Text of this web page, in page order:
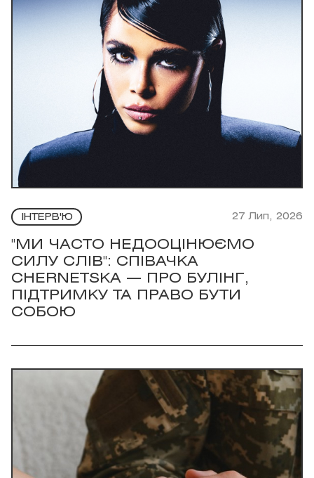
ІНТЕРВ'Ю 27 Лип, 2026
"МИ ЧАСТО НЕДООЦІНЮЄМО
СИЛУ СЛІВ": СПІВАЧКА
CHERNETSKA — ПРО БУЛІНГ,
ПІДТРИМКУ ТА ПРАВО БУТИ
СОБОЮ